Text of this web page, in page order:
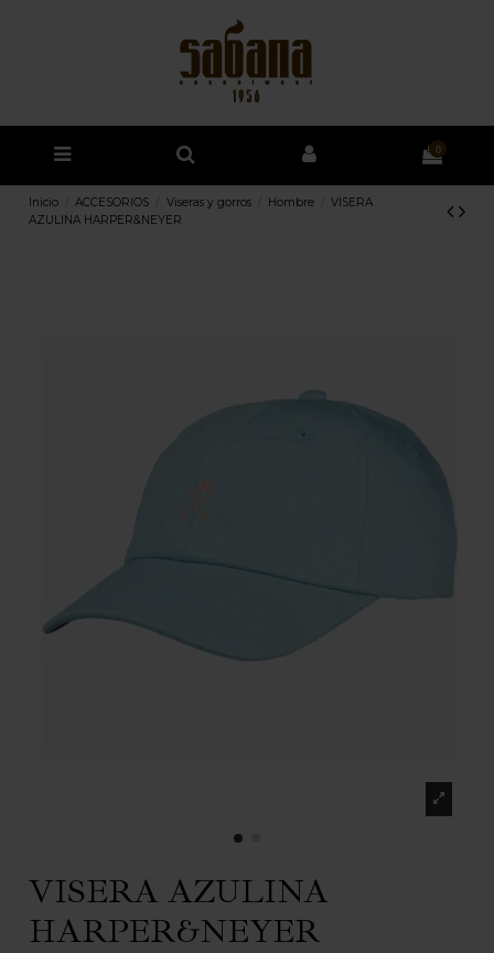
0
Inicio ACCESORIOS Viseras y gorros Hombre
VISERA
AZULINA HARPER&NEYER
VISERA AZULINA
HARPER&NEYER